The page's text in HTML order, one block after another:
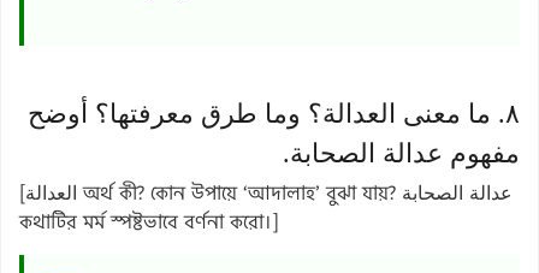
٨. ما معنى العدالة؟ وما طرق معرفتها؟ أوضح
مفهوم عدالة الصحابة.
[العدالة অর্থ কী? কোন উপায়ে ‘আদালাহ’ বুঝা যায়? عدالة الصحابة
কথাটির মর্ম স্পষ্টভাবে বর্ণনা করো।]